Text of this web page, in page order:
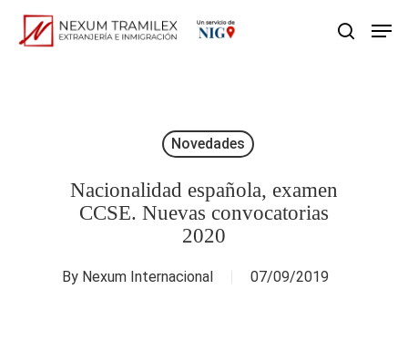
Skip
search
Novedades
Nacionalidad española, examen
CCSE. Nuevas convocatorias
2020
By Nexum Internacional 07/09/2019